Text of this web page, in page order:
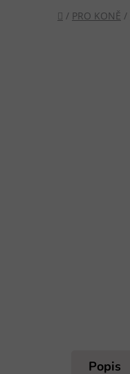
Domů
/ PRO KONĚ /
Popis